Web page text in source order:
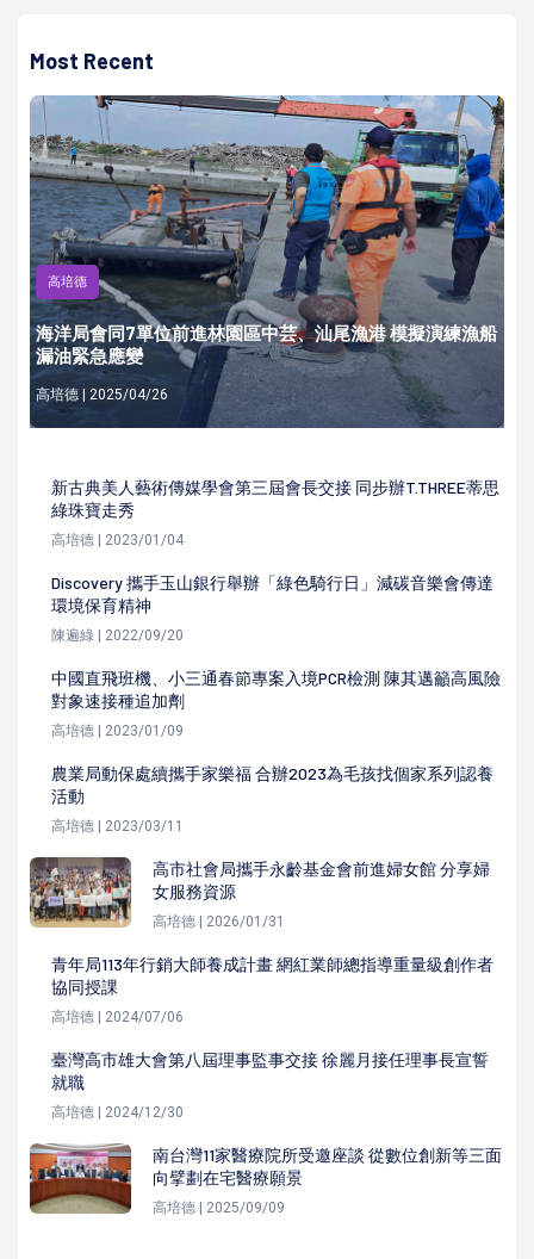
Most Recent
高培德
海洋局會同7單位前進林園區中芸、汕尾漁港 模擬演練漁船
漏油緊急應變
高培德 | 2025/04/26
新古典美人藝術傳媒學會第三屆會長交接 同步辦T.THREE蒂思
綠珠寶走秀
高培德 | 2023/01/04
Discovery 攜手玉山銀行舉辦「綠色騎行日」減碳音樂會傳達
環境保育精神
陳遍綠 | 2022/09/20
中國直飛班機、小三通春節專案入境PCR檢測 陳其邁籲高風險
對象速接種追加劑
高培德 | 2023/01/09
農業局動保處續攜手家樂福 合辦2023為毛孩找個家系列認養
活動
高培德 | 2023/03/11
高市社會局攜手永齡基金會前進婦女館 分享婦
女服務資源
高培德 | 2026/01/31
青年局113年行銷大師養成計畫 網紅業師總指導重量級創作者
協同授課
高培德 | 2024/07/06
臺灣高市雄大會第八屆理事監事交接 徐麗月接任理事長宣誓
就職
高培德 | 2024/12/30
南台灣11家醫療院所受邀座談 從數位創新等三面
向擘劃在宅醫療願景
高培德 | 2025/09/09